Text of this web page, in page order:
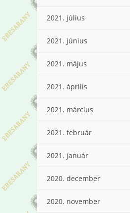
2021. július
2021. június
2021. május
2021. április
2021. március
2021. február
2021. január
2020. december
2020. november